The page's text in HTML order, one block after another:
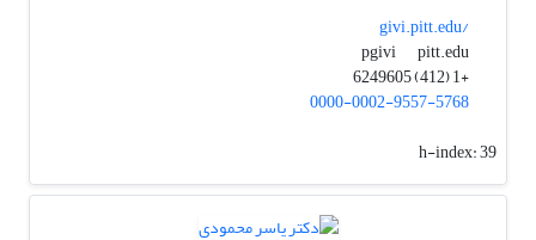
givi.pitt.edu/
pgivi
pitt.edu
+1 (412) 6249605
0000-0002-9557-5768
h-index:39